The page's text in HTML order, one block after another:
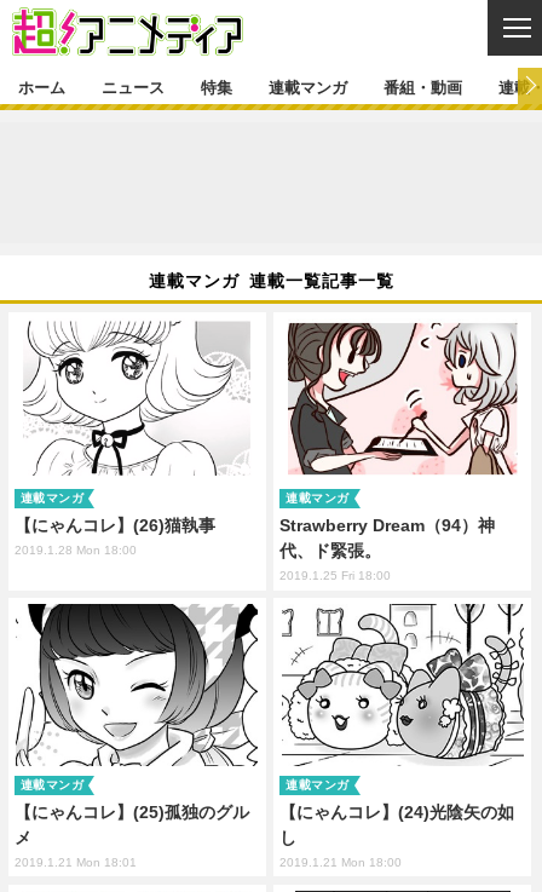
映画 音楽
グッズ イベント
声優 コスプレ
舞台 新帝スタ
インタビュー レポート
ラキりす
連載マンガ一覧 連載一覧
番組・動画一覧 ラジオ
動画
連載・ブログ
連載・ブログ一覧 コラム
編集部ブログ・お知らせ
ホーム ニュース 特集 連載マンガ 番組・動画 連載
連載マンガ 連載一覧記事一覧
【にゃんコレ】(26)猫執事
連載マンガ
2019.1.28 Mon 18:00
Strawberry Dream（94）神
代、ド緊張。
連載マンガ
2019.1.25 Fri 18:00
【にゃんコレ】(25)孤独のグル
メ
連載マンガ
2019.1.21 Mon 18:01
【にゃんコレ】(24)光陰矢の如
し
連載マンガ
2019.1.21 Mon 18:00